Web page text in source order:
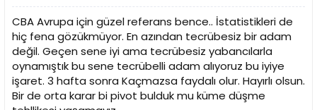
CBA Avrupa için güzel referans bence.. İstatistikleri de
hiç fena gözükmüyor. En azından tecrübesiz bir adam
değil. Geçen sene iyi ama tecrübesiz yabancılarla
oynamıştık bu sene tecrübelli adam alıyoruz bu iyiye
işaret. 3 hafta sonra Kaçmazsa faydalı olur. Hayırlı olsun.
Bir de orta karar bi pivot bulduk mu küme düşme